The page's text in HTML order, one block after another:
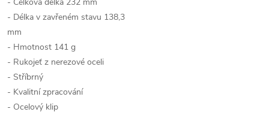
- Celková délka 232 mm
- Délka v zavřeném stavu 138,3
mm
- Hmotnost 141 g
- Rukojeť z nerezové oceli
- Stříbrný
- Kvalitní zpracování
- Ocelový klip